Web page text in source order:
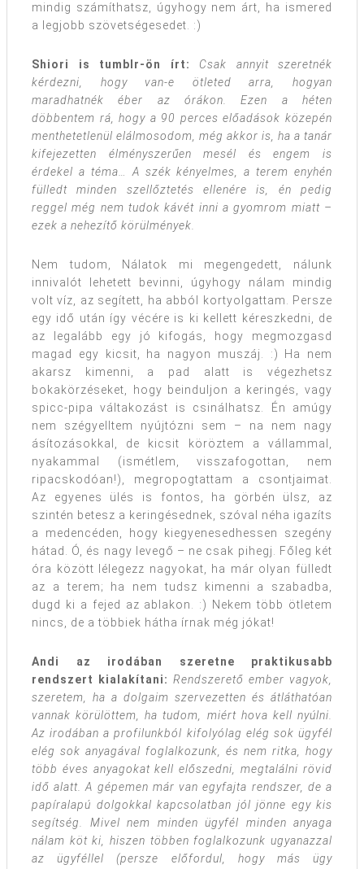
mindig számíthatsz, úgyhogy nem árt, ha ismered
a legjobb szövetségesedet. :)
Shiori is tumblr-ön írt:
Csak annyit szeretnék
kérdezni, hogy van-e ötleted arra, hogyan
maradhatnék éber az órákon. Ezen a héten
döbbentem rá, hogy a 90 perces előadások közepén
menthetetlenül elálmosodom, még akkor is, ha a tanár
kifejezetten élményszerűen mesél és engem is
érdekel a téma… A szék kényelmes, a terem enyhén
fülledt minden szellőztetés ellenére is, én pedig
reggel még nem tudok kávét inni a gyomrom miatt –
ezek a nehezítő körülmények.
Nem tudom, Nálatok mi megengedett, nálunk
innivalót lehetett bevinni, úgyhogy nálam mindig
volt víz, az segített, ha abból kortyolgattam. Persze
egy idő után így vécére is ki kellett kéreszkedni, de
az legalább egy jó kifogás, hogy megmozgasd
magad egy kicsit, ha nagyon muszáj. :) Ha nem
akarsz kimenni, a pad alatt is végezhetsz
bokakörzéseket, hogy beinduljon a keringés, vagy
spicc-pipa váltakozást is csinálhatsz. Én amúgy
nem szégyelltem nyújtózni sem – na nem nagy
ásítozásokkal, de kicsit köröztem a vállammal,
nyakammal (ismétlem, visszafogottan, nem
ripacskodóan!), megropogtattam a csontjaimat.
Az egyenes ülés is fontos, ha görbén ülsz, az
szintén betesz a keringésednek, szóval néha igazíts
a medencéden, hogy kiegyenesedhessen szegény
hátad. Ó, és nagy levegő – ne csak pihegj. Főleg két
óra között lélegezz nagyokat, ha már olyan fülledt
az a terem; ha nem tudsz kimenni a szabadba,
dugd ki a fejed az ablakon. :) Nekem több ötletem
nincs, de a többiek hátha írnak még jókat!
Andi az irodában szeretne praktikusabb
rendszert kialakítani: Rendszerető ember vagyok,
szeretem, ha a dolgaim szervezetten és átláthatóan
vannak körülöttem, ha tudom, miért hova kell nyúlni.
Az irodában a profilunkból kifolyólag elég sok ügyfél
elég sok anyagával foglalkozunk, és nem ritka, hogy
több éves anyagokat kell előszedni, megtalálni rövid
idő alatt. A gépemen már van egyfajta rendszer, de a
papíralapú dolgokkal kapcsolatban jól jönne egy kis
segítség. Mivel nem minden ügyfél minden anyaga
nálam köt ki, hiszen többen foglalkozunk ugyanazzal
az ügyféllel (persze előfordul, hogy más ügy